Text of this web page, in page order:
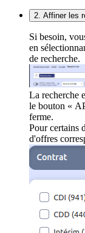
2. Affiner les
Si besoin,
en
de recherche.
La recherche
le bouton «
ferme.
Pour certains
d'offres